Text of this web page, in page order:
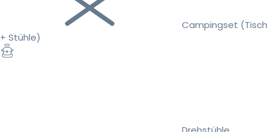
Campingset (Tisch
+ Stühle)